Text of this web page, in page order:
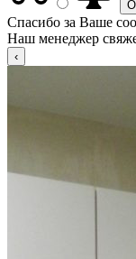
Спасибо за Ваше
Наш менеджер